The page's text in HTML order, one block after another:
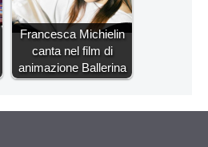
Francesca Michielin
canta nel film di
animazione Ballerina